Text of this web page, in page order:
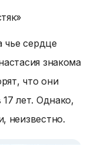
чье сердце
знакома
что они
лет. Однако,
неизвестно.